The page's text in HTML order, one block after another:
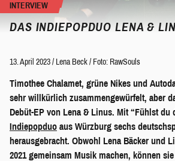
INTERVIEW
DAS INDIEPOPDUO LENA &
13. April 2023 / Lena Beck / Foto: RawSouls
Timothee Chalamet, grüne Nikes und
sehr willkürlich zusammengewürfelt, aber
Debüt-EP von Lena & Linus. Mit “Fühlst du
Indiepopduo aus Würzburg sechs
herausgebracht. Obwohl Lena Bäcker und
2021 gemeinsam Musik machen, können